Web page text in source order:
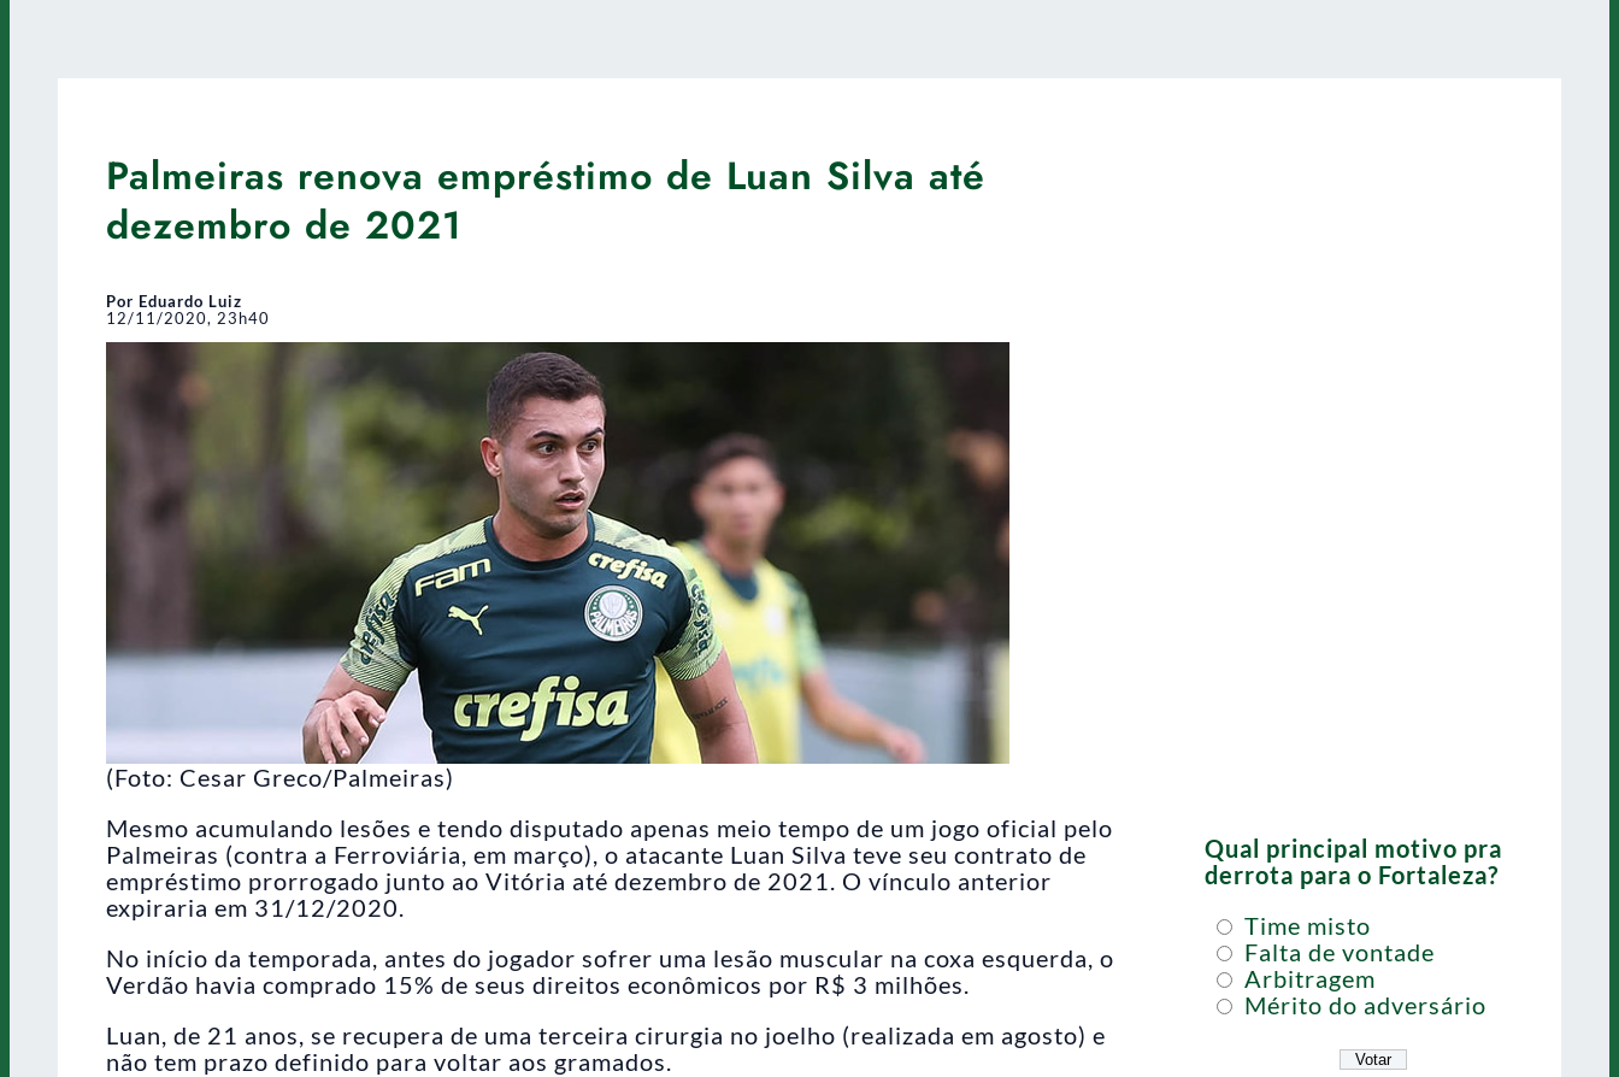
Palmeiras renova empréstimo de Luan Silva até
dezembro de 2021
Por Eduardo Luiz
12/11/2020, 23h40
(Foto: Cesar Greco/Palmeiras)
Mesmo acumulando lesões e tendo disputado apenas meio tempo de um jogo oficial pelo
Palmeiras (contra a Ferroviária, em março), o atacante Luan Silva teve seu contrato de
empréstimo prorrogado junto ao Vitória até dezembro de 2021. O vínculo anterior
expiraria em 31/12/2020.
No início da temporada, antes do jogador sofrer uma lesão muscular na coxa esquerda, o
Verdão havia comprado 15% de seus direitos econômicos por R$ 3 milhões.
Luan, de 21 anos, se recupera de uma terceira cirurgia no joelho (realizada em agosto) e
não tem prazo definido para voltar aos gramados.
Qual principal motivo pra
derrota para o Fortaleza?
Time misto
Falta de vontade
Arbitragem
Mérito do adversário